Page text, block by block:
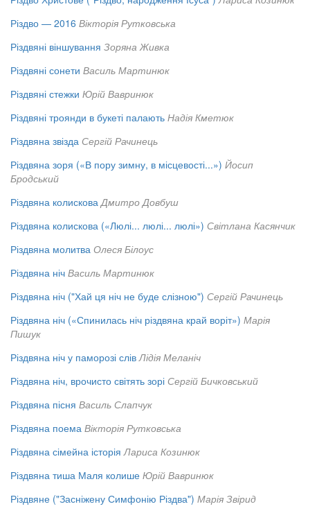
Різдво — 2016 Вікторія Рутковська
Різдвяні віншування Зоряна Живка
Різдвяні сонети Василь Мартинюк
Різдвяні стежки Юрій Вавринюк
Різдвяні троянди в букеті палають Надія Кметюк
Різдвяна звізда Сергій Рачинець
Різдвяна зоря («В пору зимну, в місцевості...») Йосип
Бродський
Різдвяна колискова Дмитро Довбуш
Різдвяна колискова («Люлі... люлі... люлі») Світлана Касянчик
Різдвяна молитва Олеся Білоус
Різдвяна ніч Василь Мартинюк
Різдвяна ніч ("Хай ця ніч не буде слізною") Сергій Рачинець
Різдвяна ніч («Спинилась ніч різдвяна край воріт») Марія
Пишук
Різдвяна ніч у паморозі слів Лідія Меланіч
Різдвяна ніч, врочисто світять зорі Сергій Бичковський
Різдвяна пісня Василь Слапчук
Різдвяна поема Вікторія Рутковська
Різдвяна сімейна історія Лариса Козинюк
Різдвяна тиша Маля колише Юрій Вавринюк
Різдвяне ("Засніжену Симфонію Різдва") Марія Звірид